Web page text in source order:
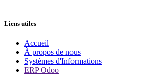
Liens utiles
Accueil
À propos de nous
Systèmes d'Informations
ERP Odoo